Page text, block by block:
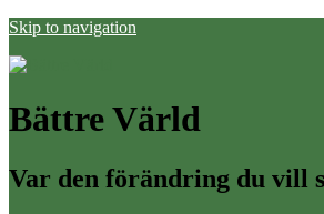
Skip to navigation
Bättre Värld
Var den förändring du vill